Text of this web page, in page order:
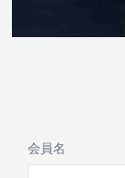
会員名